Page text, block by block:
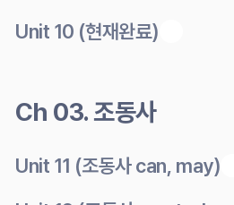
Unit 10 (현재완료)
Ch 03. 조동사
Unit 11 (조동사 can, may)